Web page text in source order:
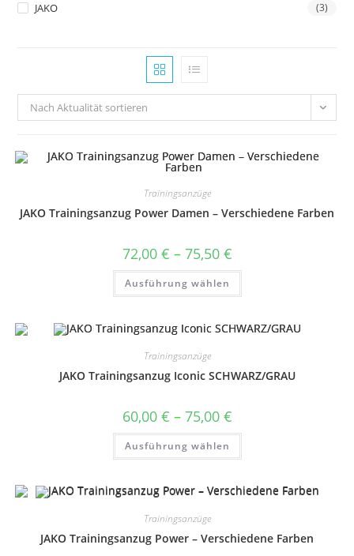
JAKO (3)
Nach Aktualität sortieren
Trainingsanzüge
JAKO Trainingsanzug Power Damen – Verschiedene Farben
72,00 € – 75,50 €Preisspanne:
72,00 €
bis
Ausführung wählen
Dieses
weist
auf.
auf
der
Trainingsanzüge
JAKO Trainingsanzug Iconic SCHWARZ/GRAU
60,00 € – 75,00 €Preisspanne:
60,00 €
bis
Ausführung wählen
Dieses
weist
auf.
auf
der
Trainingsanzüge
JAKO Trainingsanzug Power – Verschiedene Farben